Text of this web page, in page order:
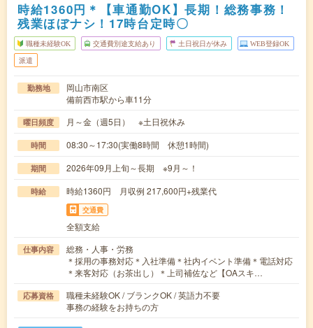
時給1360円＊【車通勤OK】長期！総務事務！
残業ほぼナシ！17時台定時〇
職種未経験OK 交通費別途支給あり 土日祝日が休み WEB登録OK
派遣
勤務地
岡山市南区
備前西市駅から車11分
曜日頻度 月～金（週5日） ※土日祝休み
時間 08:30～17:30(実働8時間 休憩1時間)
期間 2026年09月上旬～長期 ※9月～！
時給 時給1360円 月収例 217,600円+残業代
交通費
全額支給
仕事内容
総務・人事・労務
＊採用の事務対応＊入社準備＊社内イベント準備＊電話対応
＊来客対応（お茶出し）＊上司補佐など【OAスキ…
応募資格
職種未経験OK / ブランクOK / 英語力不要
事務の経験をお持ちの方